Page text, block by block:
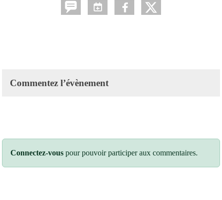
Commentez l’évènement
Connectez-vous pour pouvoir participer aux commentaires.